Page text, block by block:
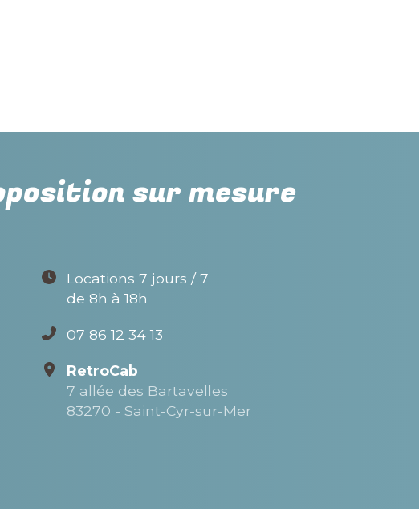
sur mesure
Locations 7 jours / 7
de 8h à 18h
07 86 12 34 13
RetroCab
7 allée des Bartavelles
83270 - Saint-Cyr-sur-Mer